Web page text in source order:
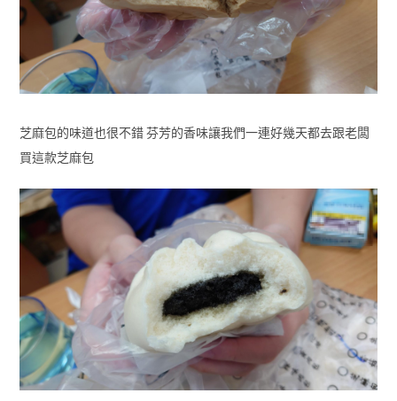
芝麻包的味道也很不錯 芬芳的香味讓我們一連好幾天都去跟老闆
買這款芝麻包